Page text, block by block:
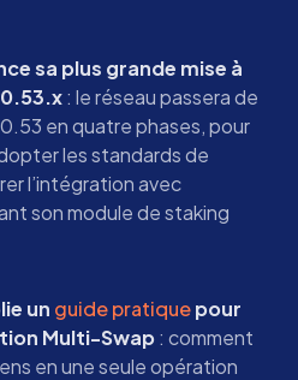
sa plus grande mise à
: le réseau passera de
en quatre phases, pour
les standards de
l’intégration avec
son module de staking
un guide pratiquepour
Multi-Swap: comment
en une seule opération